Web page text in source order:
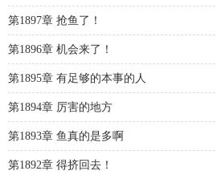
第1897章 抢鱼了！
第1896章 机会来了！
第1895章 有足够的本事的人
第1894章 厉害的地方
第1893章 鱼真的是多啊
第1892章 得挤回去！